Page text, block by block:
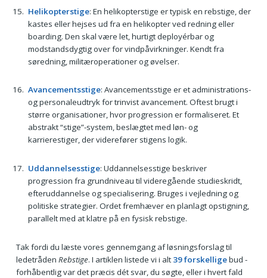
Helikopterstige: En helikopterstige er typisk en rebstige, der
kastes eller hejses ud fra en helikopter ved redning eller
boarding. Den skal være let, hurtigt deployérbar og
modstandsdygtig over for vindpåvirkninger. Kendt fra
søredning, militæroperationer og øvelser.
Avancementsstige: Avancementsstige er et administrations-
og personaleudtryk for trinvist avancement. Oftest brugt i
større organisationer, hvor progression er formaliseret. Et
abstrakt “stige”-system, beslægtet med løn- og
karrierestiger, der viderefører stigens logik.
Uddannelsesstige: Uddannelsesstige beskriver
progression fra grundniveau til videregående studieskridt,
efteruddannelse og specialisering. Bruges i vejledning og
politiske strategier. Ordet fremhæver en planlagt opstigning,
parallelt med at klatre på en fysisk rebstige.
Tak fordi du læste vores gennemgang af løsningsforslag til
ledetråden Rebstige. I artiklen listede vi i alt 39 forskelligebud -
forhåbentlig var det præcis dét svar, du søgte, eller i hvert fald